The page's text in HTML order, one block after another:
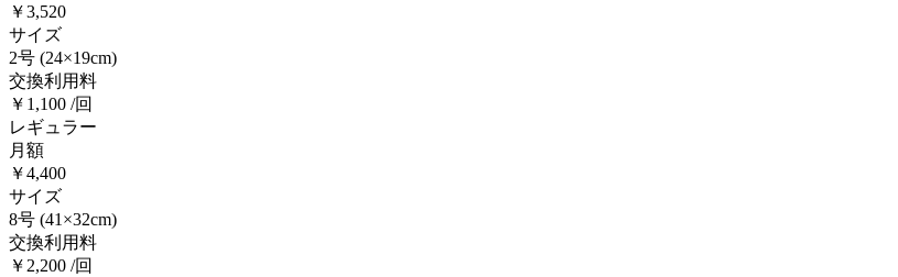
￥3,520
サイズ
2号 (24×19cm)
交換利用料
￥1,100 /回
レギュラー
月額
￥4,400
サイズ
8号 (41×32cm)
交換利用料
￥2,200 /回